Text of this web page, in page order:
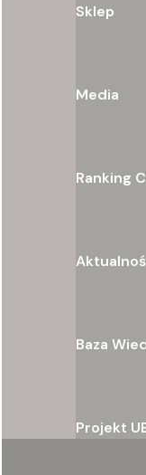
Sklep
Media
Ranking
Baza
Projekt